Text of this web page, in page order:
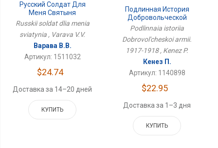
Русский Солдат Для
Меня Святыня
Russkii soldat dlia menia
sviatynia , Varava V.V.
Варава В.В.
Артикул: 1511032
$24.74
Доставка за 14–20 дней
КУПИТЬ
Подлинная История
Добровольческой
Армии. 1917-1918
Podlinnaia istoriia
Dobrovol'cheskoi armii.
1917-1918 , Kenez P.
Кенез П.
Артикул: 1140898
$22.95
Доставка за 1–3 дня
КУПИТЬ